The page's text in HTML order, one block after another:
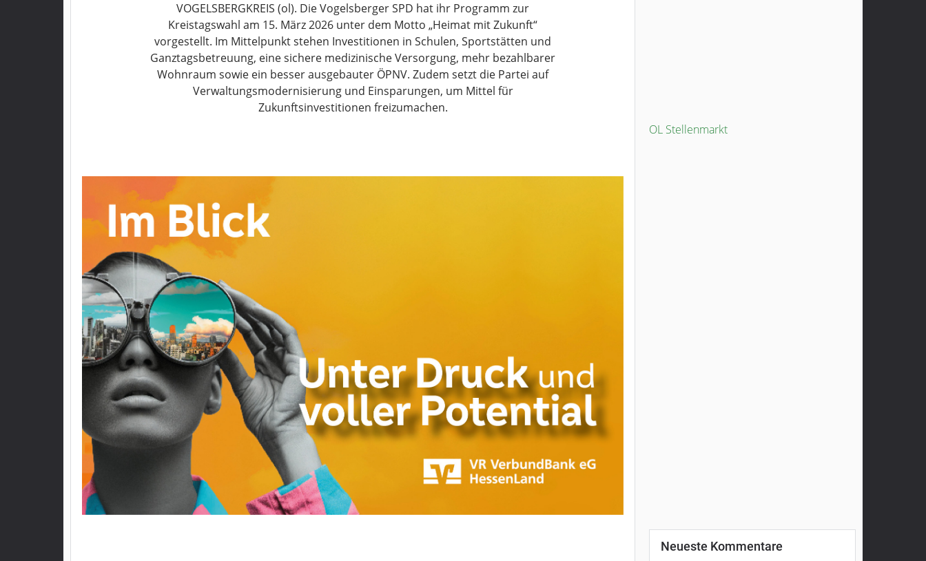
Impressum
Datenschutzerklärung
VOGELSBERGKREIS (ol). Die Vogelsberger SPD hat ihr Programm zur
Kreistagswahl am 15. März 2026 unter dem Motto „Heimat mit Zukunft“
vorgestellt. Im Mittelpunkt stehen Investitionen in Schulen, Sportstätten und
Ganztagsbetreuung, eine sichere medizinische Versorgung, mehr bezahlbarer
Wohnraum sowie ein besser ausgebauter ÖPNV. Zudem setzt die Partei auf
Verwaltungsmodernisierung und Einsparungen, um Mittel für
Zukunftsinvestitionen freizumachen.
OL Stellenmarkt
Neueste Kommentare